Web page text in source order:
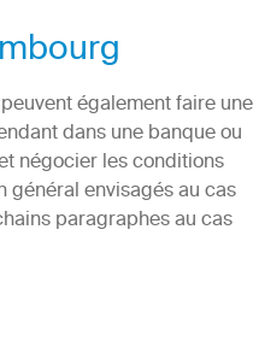
également faire une
dans une banque ou
négocier les conditions
général envisagés au cas
paragraphes au cas